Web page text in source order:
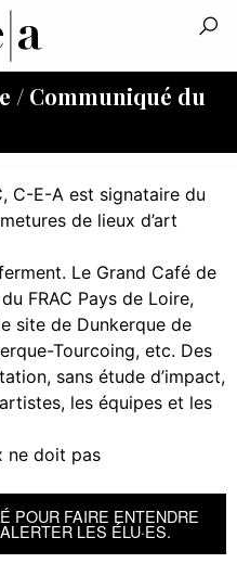
/ Communiqué du
C-E-A est signataire du
de lieux d’art
Le Grand Café de
FRAC Pays de Loire,
site de Dunkerque de
Tourcoing, etc. Des
sans étude d’impact,
les équipes et les
ne doit pas
POUR FAIRE ENTENDRE
LES ÉLU·ES.